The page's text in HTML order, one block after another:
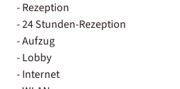
- Rezeption
- 24 Stunden-Rezeption
- Aufzug
- Lobby
- Internet